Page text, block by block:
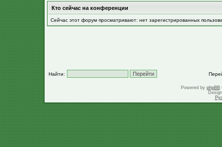
Кто сейчас на конференции
Сейчас этот форум просматривают: нет зарегистрированных
Найти:
Powered by phpBB